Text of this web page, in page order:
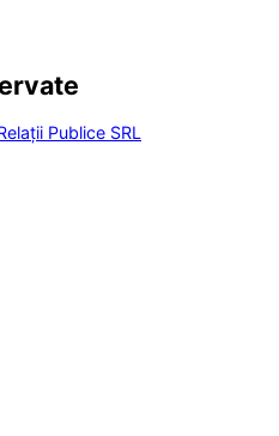
Publice SRL